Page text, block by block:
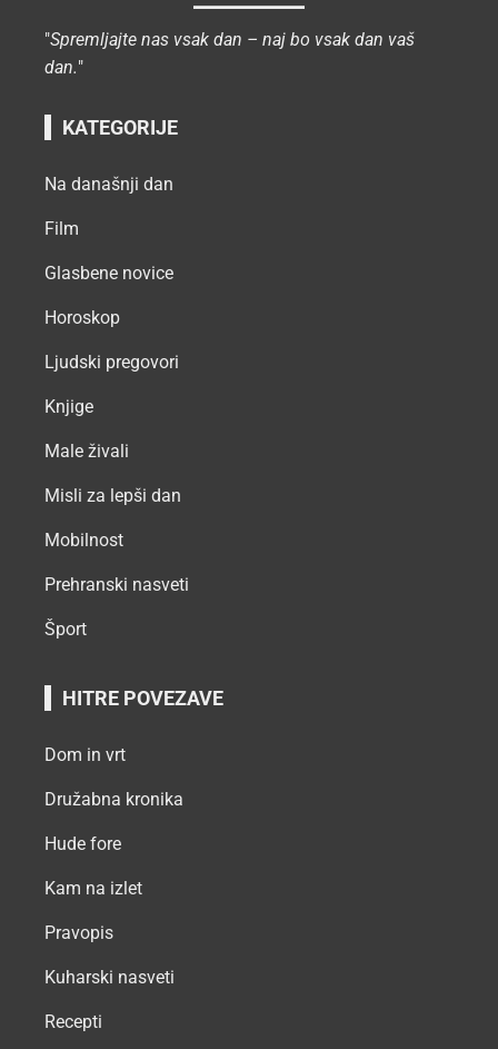
"Spremljajte nas vsak dan – naj bo vsak dan vaš
dan."
KATEGORIJE
Na današnji dan
Film
Glasbene novice
Horoskop
Ljudski pregovori
Knjige
Male živali
Misli za lepši dan
Mobilnost
Prehranski nasveti
Šport
HITRE POVEZAVE
Dom in vrt
Družabna kronika
Hude fore
Kam na izlet
Pravopis
Kuharski nasveti
Recepti